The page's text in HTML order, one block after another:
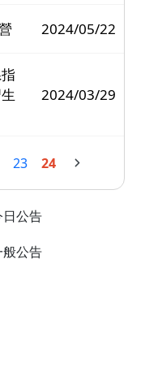
2024/05/22
2024/03/29
23 24
日公告
般公告